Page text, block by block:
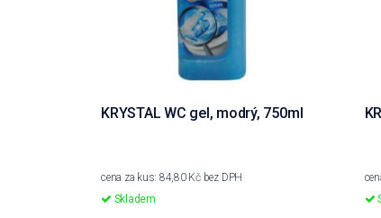
KRYSTAL WC gel, modrý, 750ml
cena za kus: 84,80 Kč bez DPH
Skladem